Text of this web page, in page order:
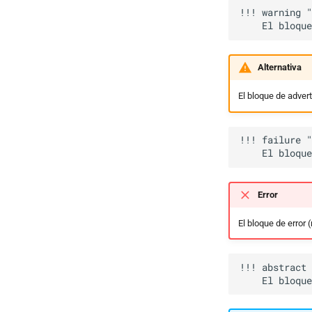
!!! warning
Alternativa
El bloque de
!!! failure
Error
El bloque de error
!!! abstract